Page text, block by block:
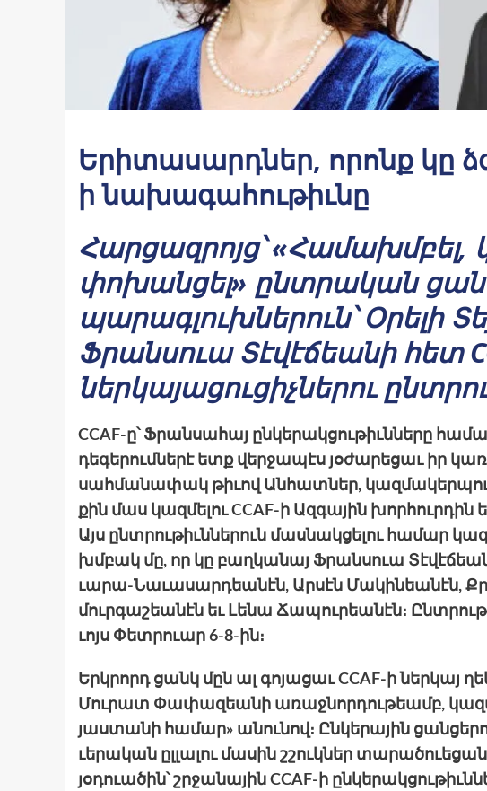
Երիտասարդներ, որոնք կը
ի նախագահութիւնը
Հարցազրոյց՝ «Համախմբել,
փոխանցել» ընտրական
պարագլուխներուն՝ Օրելի
Ֆրանսուա Տէվէճեանի հետ
ներկայացուցիչներու
CCAF-ը՝ Ֆրան­սա­հայ ըն­կե­րակ­ցութիւննե­րը
դեգերումնե­րէ ետք վեր­ջա­պէս յօժարեցաւ իր
սահ­մա­նափակ թի­ւով Ան­հատներ,
քին մաս կազ­մե­լու CCAF-ի Ազ­գա­յին խոր­հուրդին
Այս ընտրու­թիւննե­րուն մաս­նակցե­լու համար
խմբակ մը, որ կը բաղկանայ Ֆրան­սուա
ւարա-Նա­ւասար­դեանէն, Ար­սէն Մա­կինեանէն,
մուրգա­շեանէն եւ Լե­նա Ճա­պու­րեանէն։
ւոյս Փետ­րուար 6-8-ին։
Երկրորդ ցանկ մըն ալ գո­յացաւ CCAF-ի ներ­կայ
Մու­րատ Փա­փազեանի առաջ­նորդու­թեամբ,
յաս­տա­նի հա­մար» անու­նով։ Ըն­կե­րային
ւերա­կան ըլ­լա­լու մա­սին շշուկներ
յօ­դուա­ծին՝ շրջա­նային CCAF-ի